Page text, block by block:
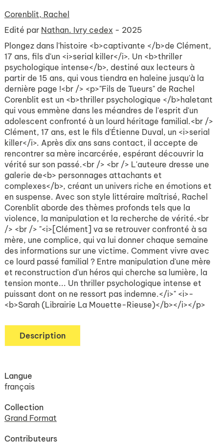
Corenblit, Rachel
Edité par Nathan. Ivry cedex - 2025
Plongez dans l'histoire <b>captivante </b>de Clément,
17 ans, fils d'un <i>serial killer</i>. Un <b>thriller
psychologique intense</b>, destiné aux lecteurs à
partir de 15 ans, qui vous tiendra en haleine jusqu'à la
dernière page !<br /> <p>"Fils de Tueurs" de Rachel
Corenblit est un <b>thriller psychologique </b>haletant
qui vous emmène dans les méandres de l'esprit d'un
adolescent confronté à un lourd héritage familial.<br />
Clément, 17 ans, est le fils d'Étienne Duval, un <i>serial
killer</i>. Après dix ans sans contact, il accepte de
rencontrer sa mère incarcérée, espérant découvrir la
vérité sur son passé.<br /> <br /> L'auteure dresse une
galerie de<b> personnages attachants et
complexes</b>, créant un univers riche en émotions et
en suspense. Avec son style littéraire maîtrisé, Rachel
Corenblit aborde des thèmes profonds tels que la
violence, la manipulation et la recherche de vérité.<br
/> <br /> "<i>[Clément] va se retrouver confronté à sa
mère, une complice, qui va lui donner chaque semaine
des informations sur une victime. Comment vivre avec
ce lourd passé familial ? Entre manipulation d'une mère
et reconstruction d'un héros qui cherche sa lumière, la
tension monte... Un thriller psychologique intense et
puissant dont on ne ressort pas indemne.</i>" <i>-
<b>Sarah (Librairie La Mouette-Rieuse)</b></i></p>
Description
Langue
français
Collection
Grand Format
Contributeurs